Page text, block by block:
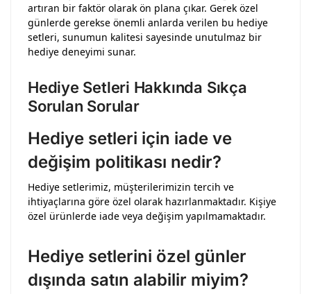
artıran bir faktör olarak ön plana çıkar. Gerek özel
günlerde gerekse önemli anlarda verilen bu hediye
setleri, sunumun kalitesi sayesinde unutulmaz bir
hediye deneyimi sunar.
Hediye Setleri Hakkında Sıkça
Sorulan Sorular
Hediye setleri için iade ve
değişim politikası nedir?
Hediye setlerimiz, müşterilerimizin tercih ve
ihtiyaçlarına göre özel olarak hazırlanmaktadır. Kişiye
özel ürünlerde iade veya değişim yapılmamaktadır.
Hediye setlerini özel günler
dışında satın alabilir miyim?